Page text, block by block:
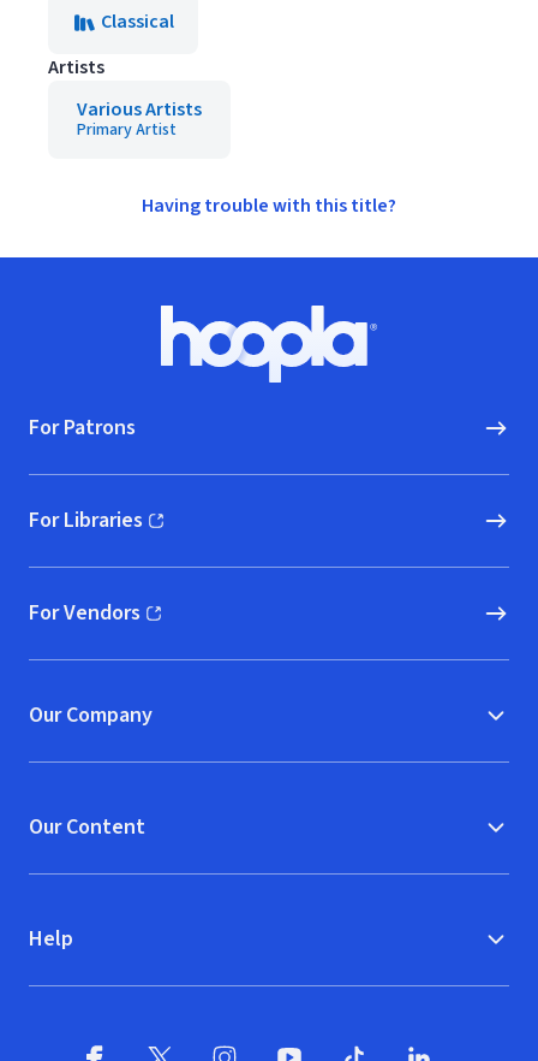
Classical
Artists
Various Artists
Primary Artist
Having trouble with this title?
Hoopla logo, Go to homepage
For Patrons
For Libraries
(opens in new window)
For Vendors
(opens in new window)
Our Company
Our Content
Help